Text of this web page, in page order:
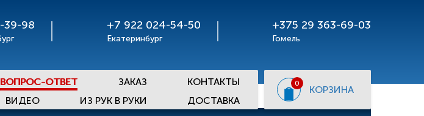
39-98 +7 922 024-54-50
Екатеринбург
+375 29 363-69-03
Гомель
ВОПРОС-ОТВЕТ ЗАКАЗ
КОНТАКТЫ
ВИДЕО ИЗ РУК В РУКИ ДОСТАВКА
0
КОРЗИНА